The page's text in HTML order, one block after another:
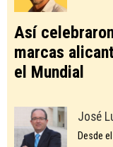
Así
marcas
el Mundial
José
Desde